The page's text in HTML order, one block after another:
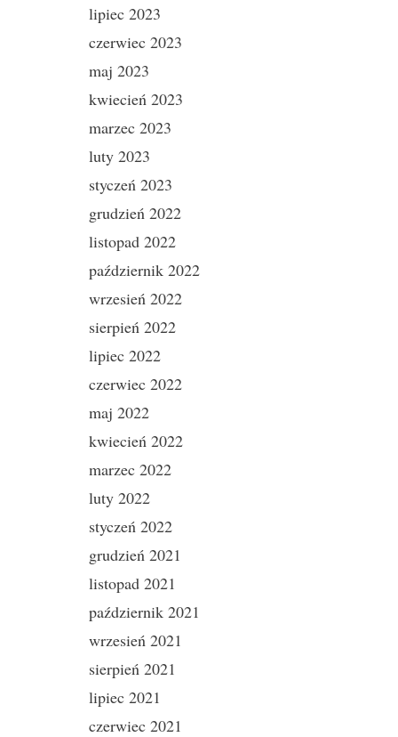
lipiec 2023
czerwiec 2023
maj 2023
kwiecień 2023
marzec 2023
luty 2023
styczeń 2023
grudzień 2022
listopad 2022
październik 2022
wrzesień 2022
sierpień 2022
lipiec 2022
czerwiec 2022
maj 2022
kwiecień 2022
marzec 2022
luty 2022
styczeń 2022
grudzień 2021
listopad 2021
październik 2021
wrzesień 2021
sierpień 2021
lipiec 2021
czerwiec 2021